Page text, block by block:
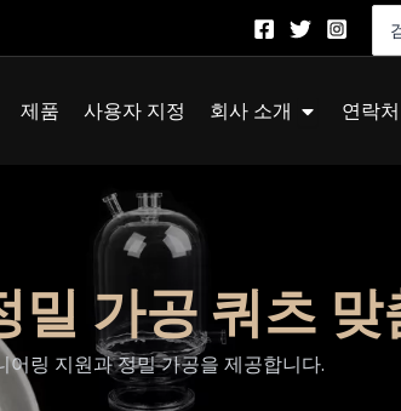
Glass 열기
제품 사용자 지정 회사 소개 About Us
연락처
가공 쿼츠
링 지원과 정밀 가공을 제공합니다.